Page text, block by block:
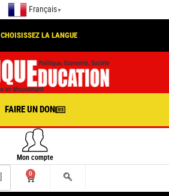
Français ▼
CHOISISSEZ LA LANGUE
FAIRE UN DON
Mon compte
0